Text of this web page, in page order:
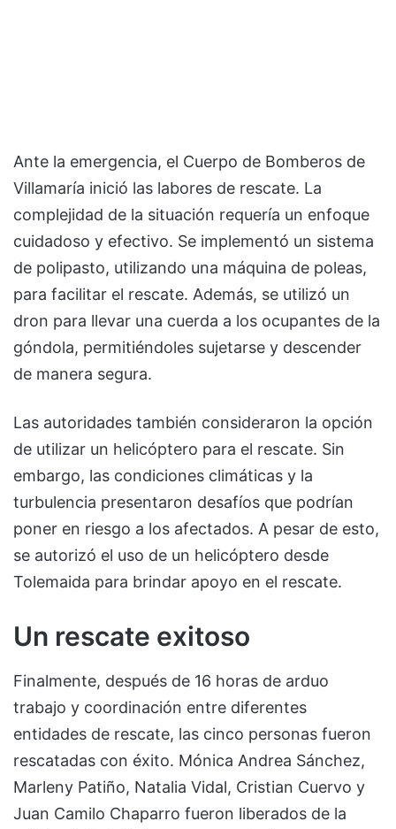
Ante la emergencia, el Cuerpo de Bomberos de
Villamaría inició las labores de rescate. La
complejidad de la situación requería un enfoque
cuidadoso y efectivo. Se implementó un sistema
de polipasto, utilizando una máquina de poleas,
para facilitar el rescate. Además, se utilizó un
dron para llevar una cuerda a los ocupantes de la
góndola, permitiéndoles sujetarse y descender
de manera segura.
Las autoridades también consideraron la opción
de utilizar un helicóptero para el rescate. Sin
embargo, las condiciones climáticas y la
turbulencia presentaron desafíos que podrían
poner en riesgo a los afectados. A pesar de esto,
se autorizó el uso de un helicóptero desde
Tolemaida para brindar apoyo en el rescate.
Un rescate exitoso
Finalmente, después de 16 horas de arduo
trabajo y coordinación entre diferentes
entidades de rescate, las cinco personas fueron
rescatadas con éxito. Mónica Andrea Sánchez,
Marleny Patiño, Natalia Vidal, Cristian Cuervo y
Juan Camilo Chaparro fueron liberados de la